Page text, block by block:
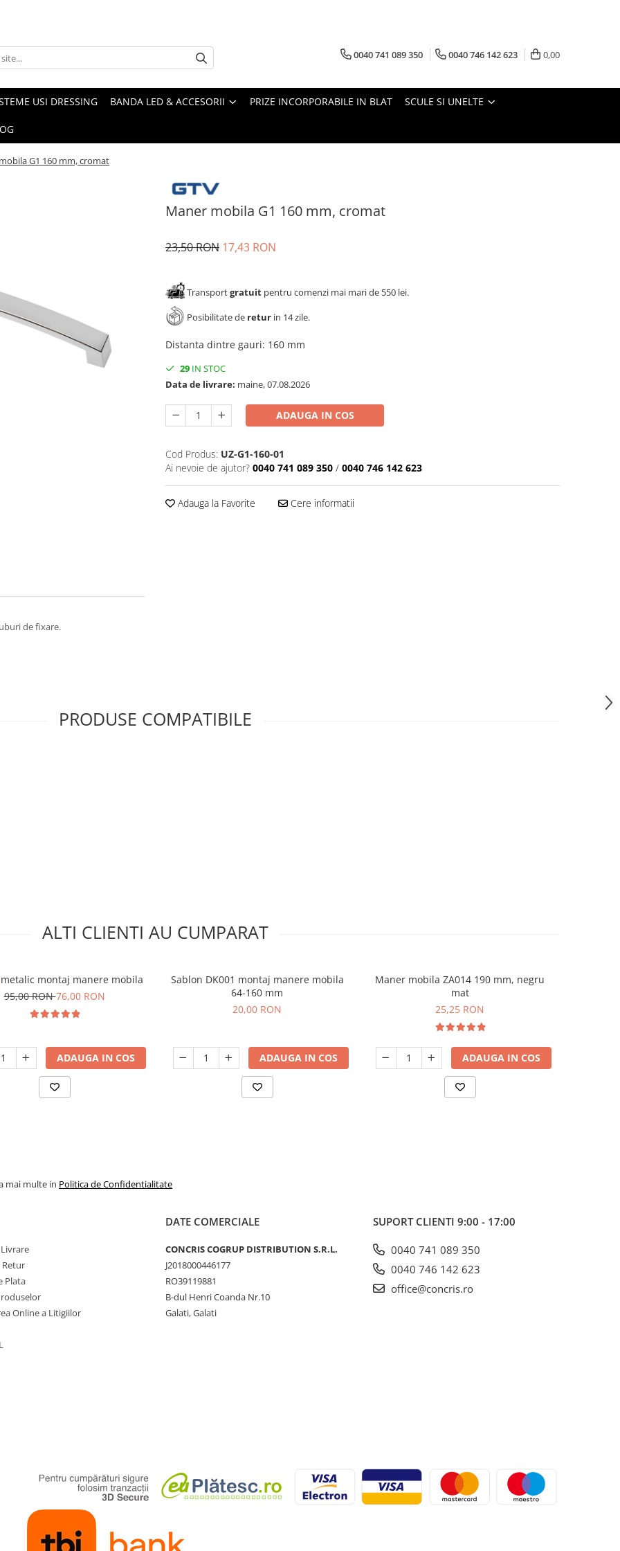
0040 741 089 350 0040 746 142 623 0,00
USI DRESSING BANDA LED & ACCESORII PRIZE INCORPORABILE IN BLAT SCULE SI UNELTE
G1 160 mm, cromat
Maner mobila G1 160 mm, cromat
23,50 RON 17,43 RON
Transportgratuit pentru comenzi mai mari de 550 lei.
Posibilitate de retur in 14 zile.
Distanta dintre gauri: 160 mm
29 IN STOC
Data de livrare: maine, 07.08.2026
ADAUGA IN COS
Cod Produs: UZ-G1-160-01
Ai nevoie de ajutor? 0040 741 089 350 / 0040 746 142 623
Adauga la Favorite Cere informatii
de fixare.
PRODUSE COMPATIBILE
ALTI CLIENTI AU CUMPARAT
montaj manere mobila
95,00 RON76,00 RON
ADAUGA IN COS
Sablon DK001 montaj manere mobila
64-160 mm
20,00 RON
ADAUGA IN COS
Maner mobila ZA014 190 mm, negru
mat
25,25 RON
ADAUGA IN COS
mai multe in Politica de Confidentialitate
Retur
Plata
Online a Litigiilor
DATE COMERCIALE
CONCRIS COGRUP DISTRIBUTION S.R.L.
J2018000446177
RO39119881
B-dul Henri Coanda Nr.10
Galati, Galati
SUPORT CLIENTI 9:00 - 17:00
0040 741 089 350
0040 746 142 623
office@concris.ro